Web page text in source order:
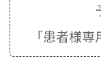
「患者様